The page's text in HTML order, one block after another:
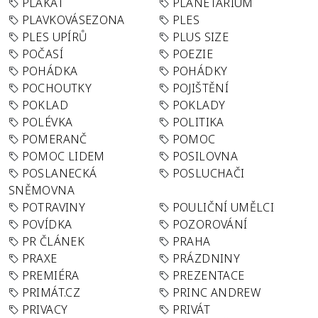
PLAVKOVÁSEZONA
PLES
PLES UPÍRŮ
PLUS SIZE
POČASÍ
POEZIE
POHÁDKA
POHÁDKY
POCHOUTKY
POJIŠTĚNÍ
POKLAD
POKLADY
POLÉVKA
POLITIKA
POMERANČ
POMOC
POMOC LIDEM
POSILOVNA
POSLANECKÁ
SNĚMOVNA
POSLUCHAČI
POTRAVINY
POULIČNÍ UMĚLCI
POVÍDKA
POZOROVÁNÍ
PR ČLÁNEK
PRAHA
PRAXE
PRÁZDNINY
PREMIÉRA
PREZENTACE
PRIMÁT.CZ
PRINC ANDREW
PRIVACY
PRIVÁT